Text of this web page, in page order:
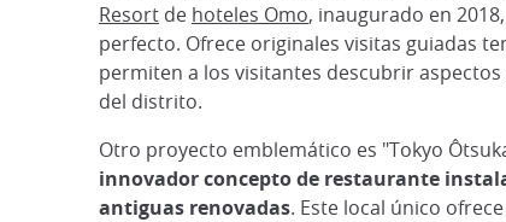
Resort de hoteles Omo, inaugurado en
perfecto. Ofrece originales visitas guiadas
permiten a los visitantes descubrir
del distrito.
Otro proyecto emblemático es "Tokyo
innovador concepto de restaurante
antiguas renovadas. Este local único